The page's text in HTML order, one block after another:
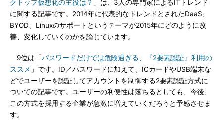
クトップ仮想化の主役は？ 」は、3人の専門家によるITトレンド
に関する記事です。2014年に代表的なトレンドとされたDaaS、
BYOD、Linuxのサポートというテーマが2015年にどのように改
善、変化していくのかを論じています。
9位は「パスワードだけでは危険過ぎる、『2要素認証』利用の
ススメ 」です。ID／パスワードに加えて、ICカードやUSB端末な
どでユーザーを認証してアカウントを制御する2要素認証方式に
ついての記事です。ユーザーの利便性は落ちるとしても、今後、
この方式を採用する企業が急激に増えていくだろうと予感させま
す。